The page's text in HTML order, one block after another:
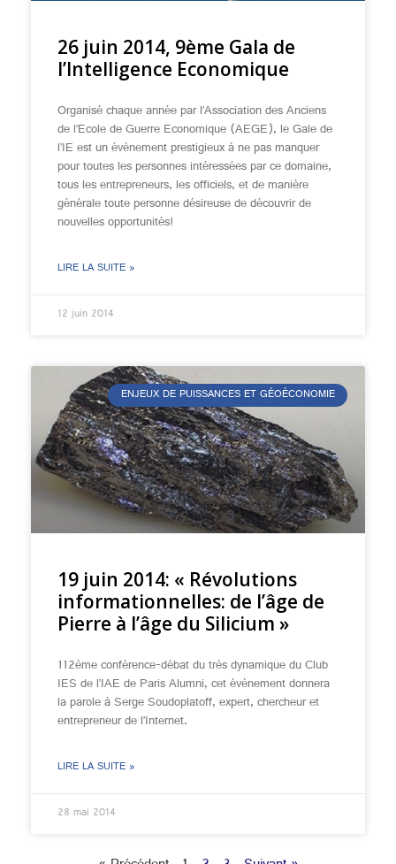
26 juin 2014, 9ème Gala de
l’Intelligence Economique
Organisé chaque année par l’Association des Anciens
de l’Ecole de Guerre Economique (AEGE), le Gale de
l’IE est un évènement prestigieux à ne pas manquer
pour toutes les personnes intéressées par ce domaine,
tous les entrepreneurs, les officiels, et de manière
générale toute personne désireuse de découvrir de
nouvelles opportunités!
LIRE LA SUITE »
12 juin 2014
ENJEUX DE PUISSANCES ET GÉOÉCONOMIE
19 juin 2014: « Révolutions
informationnelles: de l’âge de
Pierre à l’âge du Silicium »
112ème conférence-débat du très dynamique du Club
IES de l’IAE de Paris Alumni, cet évènement donnera
la parole à Serge Soudoplatoff, expert, chercheur et
entrepreneur de l’Internet.
LIRE LA SUITE »
28 mai 2014